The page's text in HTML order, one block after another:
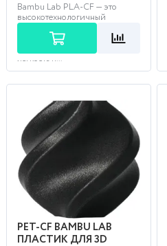
Bambu Lab PLA-CF — это
высокотехнологичный
композит, армированный
углеродным волокном,
который сочетает в себе
легкость п...
PET-CF BAMBU LAB
ПЛАСТИК ДЛЯ 3D